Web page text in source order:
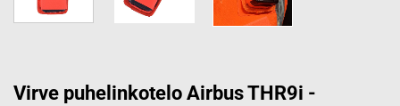
Virve puhelinkotelo Airbus THR9i -